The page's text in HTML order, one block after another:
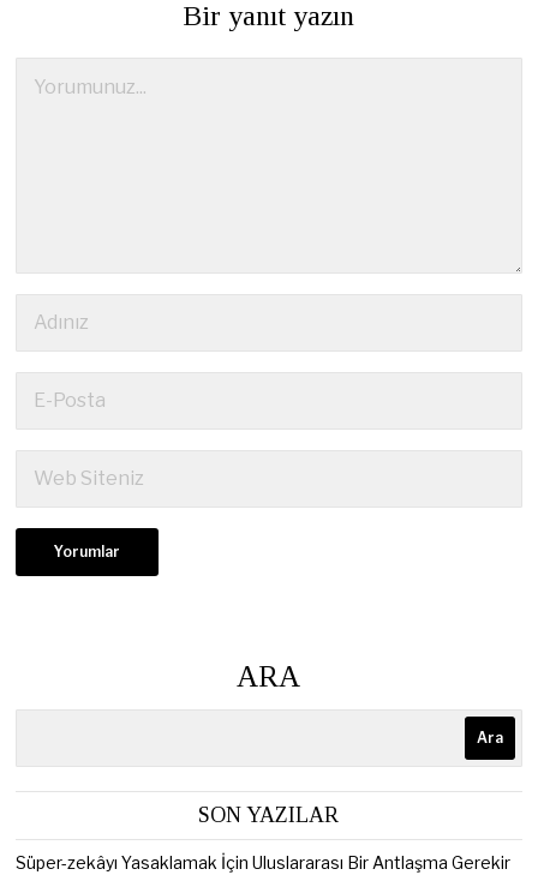
Bir yanıt yazın
ARA
Ara
SON YAZILAR
Süper-zekâyı Yasaklamak İçin Uluslararası Bir Antlaşma Gerekir